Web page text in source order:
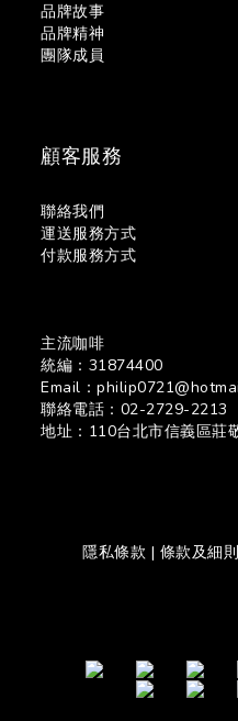
品牌故事
品牌精神
團隊成員
顧客服務
聯絡我們
運送服務方式
付款服務方式
主流咖啡
統編：31874400
Email：
聯絡電話：02-2729-2213
地址：110台北市信義區莊
隱私條款 | 條款及細